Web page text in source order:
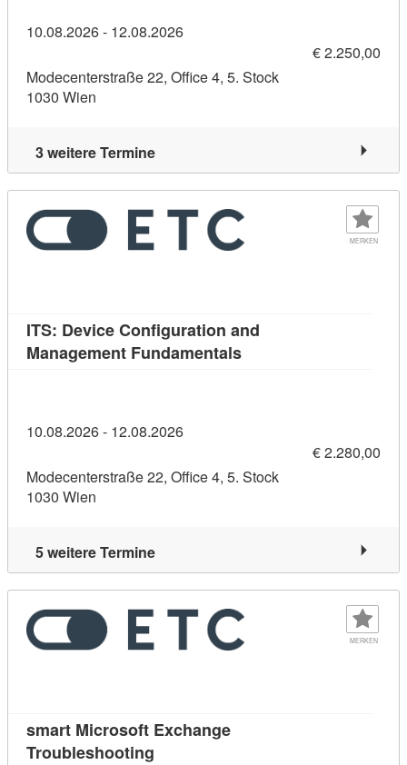
10.08.2026 - 12.08.2026
€ 2.250,00
Modecenterstraße 22, Office 4, 5. Stock
1030 Wien
3 weitere Termine
MERKEN
ITS: Device Configuration and
Management FundamentalsKursdetail: ITS: Device
10.08.2026 - 12.08.2026
€ 2.280,00
Modecenterstraße 22, Office 4, 5. Stock
1030 Wien
5 weitere Termine
MERKEN
smart Microsoft Exchange
Troubleshooting